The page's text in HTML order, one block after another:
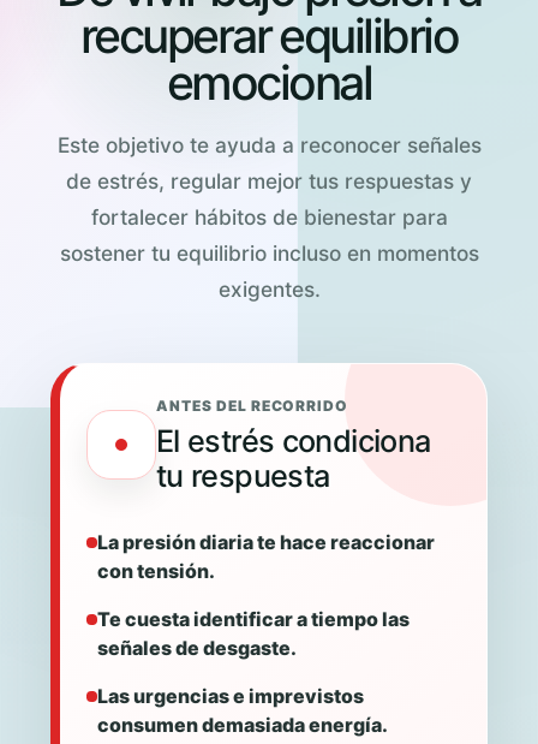
recuperar equilibrio
emocional
Este objetivo te ayuda a reconocer señales
de estrés, regular mejor tus respuestas y
fortalecer hábitos de bienestar para
sostener tu equilibrio incluso en momentos
exigentes.
ANTES DEL RECORRIDO
El estrés condiciona
tu respuesta
La presión diaria te hace reaccionar
con tensión.
Te cuesta identificar a tiempo las
señales de desgaste.
Las urgencias e imprevistos
consumen demasiada energía.